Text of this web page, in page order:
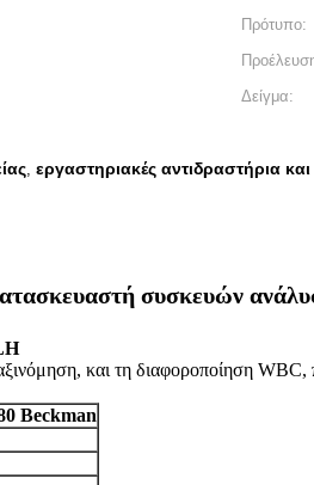
Πρότυπο:
Δείγμα:
, εργαστηριακές αντιδραστήρια και
συσκευών
Beckman